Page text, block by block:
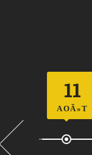
11
AOÃ»T